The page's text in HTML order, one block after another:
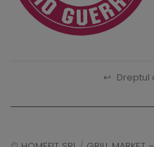
↩ Dreptul